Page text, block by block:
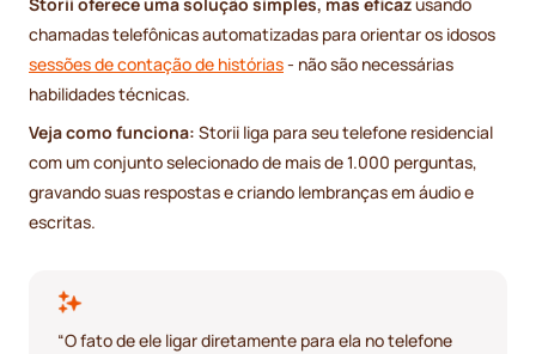
chamadas telefônicas automatizadas para orientar os idosos
sessões de contação de histórias- não são necessárias
habilidades técnicas.
Veja como funciona: Storii liga para seu telefone residencial
com um conjunto selecionado de mais de 1.000 perguntas,
gravando suas respostas e criando lembranças em áudio e
escritas.
“O fato de ele ligar diretamente para ela no telefone